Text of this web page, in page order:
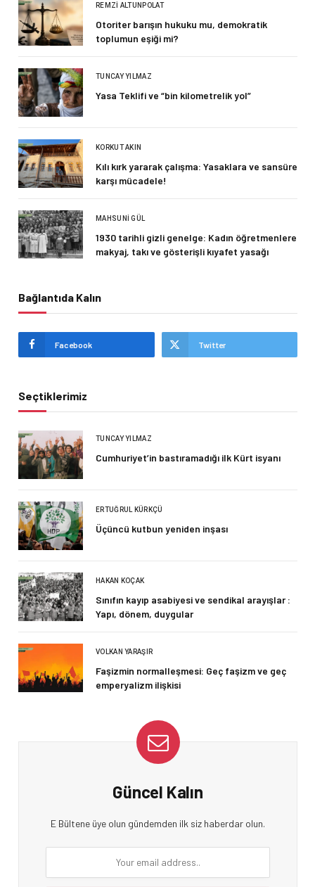
REMZI ALTUNPOLAT
Otoriter barışın hukuku mu, demokratik
toplumun eşiği mi?
TUNCAY YILMAZ
Yasa Teklifi ve “bin kilometrelik yol”
KORKUT AKIN
Kılı kırk yararak çalışma: Yasaklara ve sansüre
karşı mücadele!
MAHSUNI GÜL
1930 tarihli gizli genelge: Kadın öğretmenlere
makyaj, takı ve gösterişli kıyafet yasağı
Bağlantıda Kalın
Facebook Twitter
Seçtiklerimiz
TUNCAY YILMAZ
Cumhuriyet’in bastıramadığı ilk Kürt isyanı
ERTUĞRUL KÜRKÇÜ
Üçüncü kutbun yeniden inşası
HAKAN KOÇAK
Sınıfın kayıp asabiyesi ve sendikal arayışlar :
Yapı, dönem, duygular
VOLKAN YARAŞIR
Faşizmin normalleşmesi: Geç faşizm ve geç
emperyalizm ilişkisi
Güncel Kalın
E Bültene üye olun gündemden ilk siz haberdar olun.